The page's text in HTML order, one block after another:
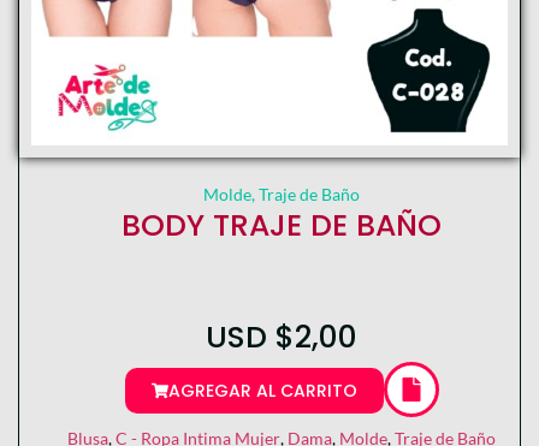
Molde,Traje de Baño
BODY TRAJE DE BAÑO
USD $2,00
AGREGAR AL CARRITO
Blusa,C - Ropa Intima Mujer, Dama, Molde,Traje de Baño